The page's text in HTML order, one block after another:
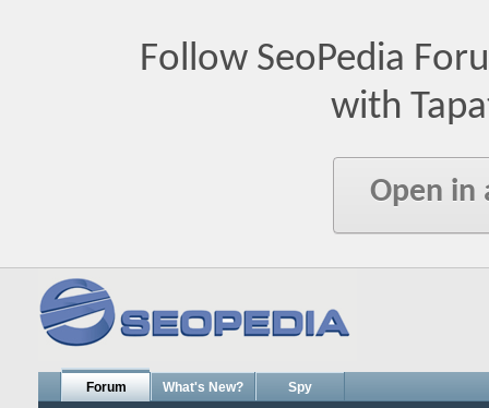
Follow SeoPedia
with
Open in
Forum What's New? Spy